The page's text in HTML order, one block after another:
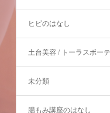
ヒビのはなし
土台美容 / トーラスボー
未分類
腸もみ講座のはなし